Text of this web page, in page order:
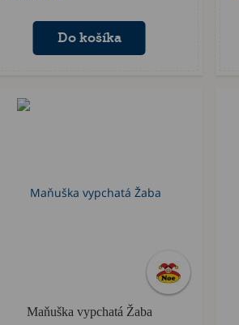
Maňuška vypchatá Žaba